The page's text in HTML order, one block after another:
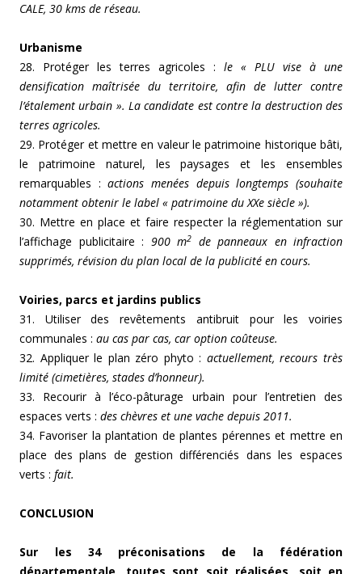
CALE, 30 kms de réseau.
Urbanisme
28. Protéger les terres agricoles : le « PLU vise à une
densification maîtrisée du territoire, afin de lutter contre
l’étalement urbain ». La candidate est contre la destruction des
terres agricoles.
29. Protéger et mettre en valeur le patrimoine historique bâti,
le patrimoine naturel, les paysages et les ensembles
remarquables :actions menées depuis longtemps (souhaite
notamment obtenir le label « patrimoine du XXe siècle »).
30. Mettre en place et faire respecter la réglementation sur
l’affichage publicitaire : 900 m2
de panneaux en infraction
supprimés, révision du plan local de la publicité en cours.
Voiries, parcs et jardins publics
31. Utiliser des revêtements antibruit pour les voiries
communales : au cas par cas, car option coûteuse.
32. Appliquer le plan zéro phyto : actuellement, recours très
limité (cimetières, stades d’honneur).
33. Recourir à l’éco-pâturage urbain pour l’entretien des
espaces verts : des chèvres et une vache depuis 2011.
34. Favoriser la plantation de plantes pérennes et mettre en
place des plans de gestion différenciés dans les espaces
verts : fait.
CONCLUSION
Sur les 34 préconisations de la fédération